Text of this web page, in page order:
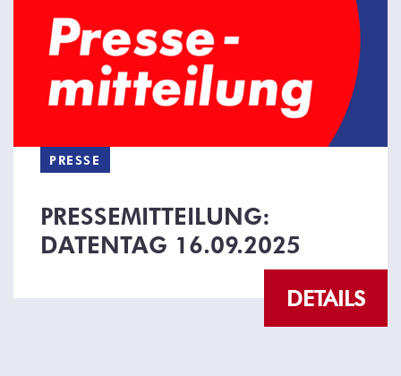
PRESSEMITTEILUNG:
DATENTAG 16.09.2025
DETAILS
PRESSE